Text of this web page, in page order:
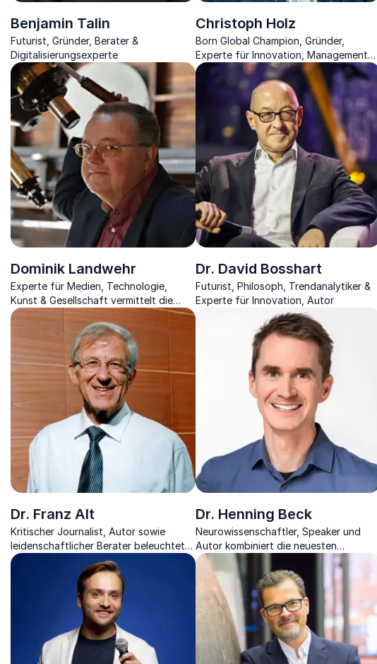
Benjamin Talin
Futurist, Gründer, Berater &
Digitalisierungsexperte
Christoph Holz
Born Global Champion, Gründer,
Experte für Innovation, Management
und neue Technologien in grossen und
kleinen Unternehmen
Dominik Landwehr
Experte für Medien, Technologie,
Kunst & Gesellschaft vermittelt die
Zusammenhänge aktueller Innovationen
mit ihren Auswirkungen
Dr. David Bosshart
Futurist, Philosoph, Trendanalytiker &
Experte für Innovation, Autor
Dr. Franz Alt
Kritischer Journalist, Autor sowie
leidenschaftlicher Berater beleuchtet
schonungslos die unterschiedlichsten
Dr. Henning Beck
Neurowissenschaftler, Speaker und
Autor kombiniert die neuesten
Entdeckungen der Hirnforschung mit
dem modernen Alltag